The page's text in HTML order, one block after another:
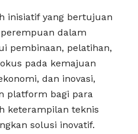
inisiatif yang bertujuan
dalam
pembinaan, pelatihan,
pada kemajuan
dan inovasi,
platform bagi para
keterampilan teknis
solusi inovatif.